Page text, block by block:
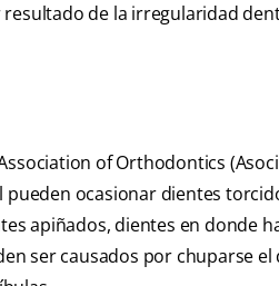
de la irregularidad
of Orthodontics
ocasionar dientes
apiñados, dientes en donde
ser causados por chuparse